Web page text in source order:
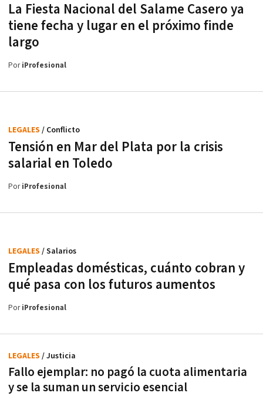
La Fiesta Nacional del Salame Casero ya
tiene fecha y lugar en el próximo finde
largo
PoriProfesional
Tensión en Mar del Plata por la crisis
salarial en Toledo
LEGALES / Conflicto
PoriProfesional
Empleadas domésticas, cuánto cobran y
qué pasa con los futuros aumentos
LEGALES / Salarios
PoriProfesional
Fallo ejemplar: no pagó la cuota alimentaria
y se la suman un servicio esencial
LEGALES / Justicia